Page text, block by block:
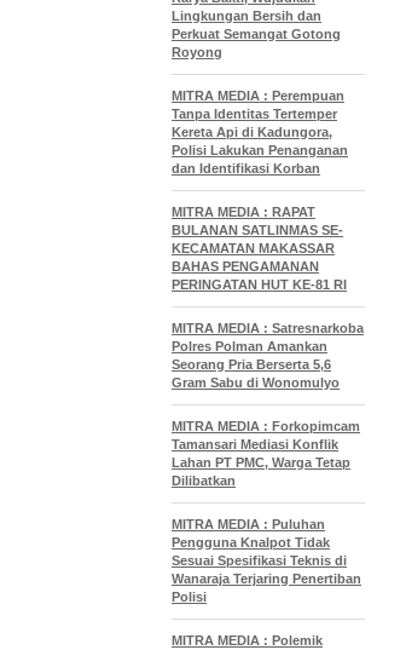
Lingkungan Bersih dan
Perkuat Semangat Gotong
Royong
MITRA MEDIA : Perempuan
Tanpa Identitas Tertemper
Kereta Api di Kadungora,
Polisi Lakukan Penanganan
dan Identifikasi Korban
MITRA MEDIA : RAPAT
BULANAN SATLINMAS SE-
KECAMATAN MAKASSAR
BAHAS PENGAMANAN
PERINGATAN HUT KE-81 RI
MITRA MEDIA : Satresnarkoba
Polres Polman Amankan
Seorang Pria Berserta 5,6
Gram Sabu di Wonomulyo
MITRA MEDIA : Forkopimcam
Tamansari Mediasi Konflik
Lahan PT PMC, Warga Tetap
Dilibatkan
MITRA MEDIA : Puluhan
Pengguna Knalpot Tidak
Sesuai Spesifikasi Teknis di
Wanaraja Terjaring Penertiban
Polisi
MITRA MEDIA : Polemik